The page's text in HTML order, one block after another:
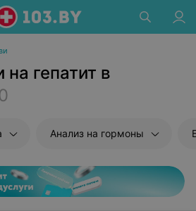
гепатит в
0
Анализ на гормоны